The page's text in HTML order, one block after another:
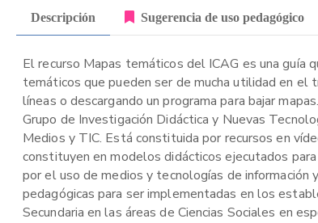
Descripción Sugerencia de uso pedagógico
El recurso Mapas temáticos del ICAG es una guía
temáticos que pueden ser de mucha utilidad en el
líneas o descargando un programa para bajar
Grupo de Investigación Didáctica y Nuevas
Medios y TIC. Está constituida por recursos en
constituyen en modelos didácticos ejecutados
por el uso de medios y tecnologías de
pedagógicas para ser implementadas en los
Secundaria en las áreas de Ciencias Sociales en